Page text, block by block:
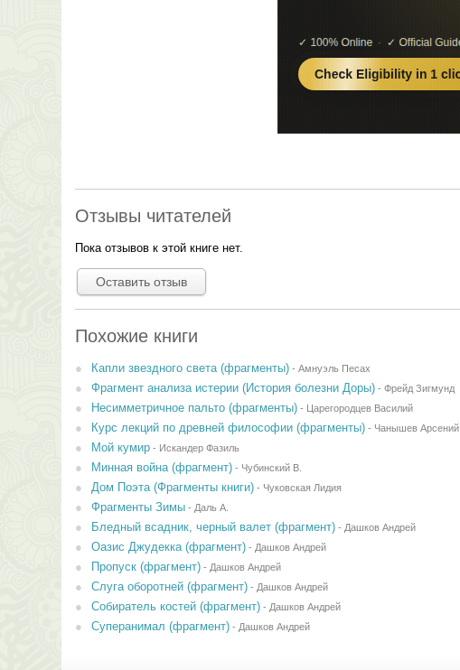
Отзывы читателей
Пока отзывов к этой книге нет.
Оставить отзыв
Похожие книги
Капли звездного света (фрагменты)- Амнуэль Песах
Фрагмент анализа истерии (История болезни Доры)- Фрейд Зигмунд
Несимметричное пальто (фрагменты)- Царегородцев Василий
Курс лекций по древней философии (фрагменты)- Чанышев Арсений
Мой кумир- Искандер Фазиль
Минная война (фрагмент)- Чубинский В.
Дом Поэта (Фрагменты книги)- Чуковская Лидия
Фрагменты Зимы- Даль А.
Бледный всадник, черный валет (фрагмент)- Дашков Андрей
Оазис Джудекка (фрагмент)- Дашков Андрей
Пропуск (фрагмент)- Дашков Андрей
Слуга оборотней (фрагмент)- Дашков Андрей
Собиратель костей (фрагмент)- Дашков Андрей
Суперанимал (фрагмент)- Дашков Андрей